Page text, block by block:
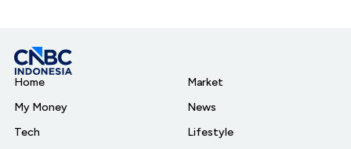
Home
My Money
Tech
Market
News
Lifestyle